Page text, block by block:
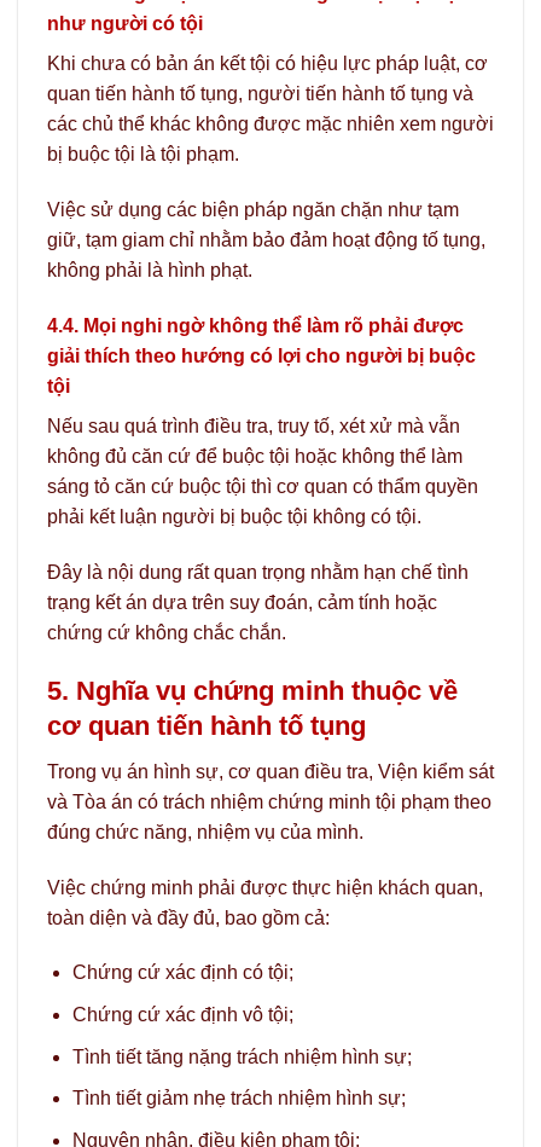
như người có tội
Khi chưa có bản án kết tội có hiệu lực pháp luật, cơ
quan tiến hành tố tụng, người tiến hành tố tụng và
các chủ thể khác không được mặc nhiên xem người
bị buộc tội là tội phạm.
Việc sử dụng các biện pháp ngăn chặn như tạm
giữ, tạm giam chỉ nhằm bảo đảm hoạt động tố tụng,
không phải là hình phạt.
4.4. Mọi nghi ngờ không thể làm rõ phải được
giải thích theo hướng có lợi cho người bị buộc
tội
Nếu sau quá trình điều tra, truy tố, xét xử mà vẫn
không đủ căn cứ để buộc tội hoặc không thể làm
sáng tỏ căn cứ buộc tội thì cơ quan có thẩm quyền
phải kết luận người bị buộc tội không có tội.
Đây là nội dung rất quan trọng nhằm hạn chế tình
trạng kết án dựa trên suy đoán, cảm tính hoặc
chứng cứ không chắc chắn.
5. Nghĩa vụ chứng minh thuộc về
cơ quan tiến hành tố tụng
Trong vụ án hình sự, cơ quan điều tra, Viện kiểm sát
và Tòa án có trách nhiệm chứng minh tội phạm theo
đúng chức năng, nhiệm vụ của mình.
Việc chứng minh phải được thực hiện khách quan,
toàn diện và đầy đủ, bao gồm cả:
Chứng cứ xác định có tội;
Chứng cứ xác định vô tội;
Tình tiết tăng nặng trách nhiệm hình sự;
Tình tiết giảm nhẹ trách nhiệm hình sự;
Nguyên nhân, điều kiện phạm tội;